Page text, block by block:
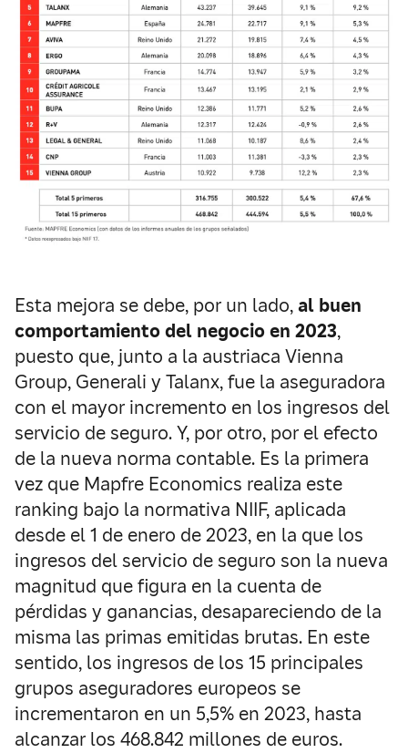
Esta mejora se debe, por un lado,al buen
comportamiento del negocio en 2023,
puesto que, junto a la austriaca Vienna
Group, Generali y Talanx, fue la aseguradora
con el mayor incremento en los ingresos del
servicio de seguro. Y, por otro, por el efecto
de la nueva norma contable. Es la primera
vez que Mapfre Economics realiza este
ranking bajo la normativa NIIF, aplicada
desde el 1 de enero de 2023, en la que los
ingresos del servicio de seguro son la nueva
magnitud que figura en la cuenta de
pérdidas y ganancias, desapareciendo de la
misma las primas emitidas brutas. En este
sentido, los ingresos de los 15 principales
grupos aseguradores europeos se
incrementaron en un 5,5% en 2023, hasta
alcanzar los 468.842 millones de euros.